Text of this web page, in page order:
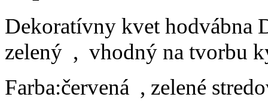
Dekoratívny kvet hodvábna
zelený , vhodný na tvorbu
Farba:červená , zelené